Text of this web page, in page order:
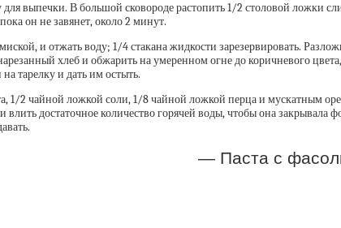
для выпечки. В большой сковороде растопить 1/2 столовой
он не завянет, около 2 минут.
и отжать воду; 1/4 стакана жидкости зарезервировать.
хлеб и обжарить на умеренном огне до коричневого
тарелку и дать им остыть.
1/2 чайной ложкой соли, 1/8 чайной ложкой перца и мускатным
достаточное количество горячей воды, чтобы она закрывала
— Паста с